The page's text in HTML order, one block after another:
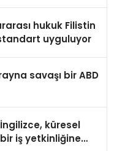
hukuk Filistin
uyguluyor
savaşı bir ABD
küresel
iş yetkinliğine